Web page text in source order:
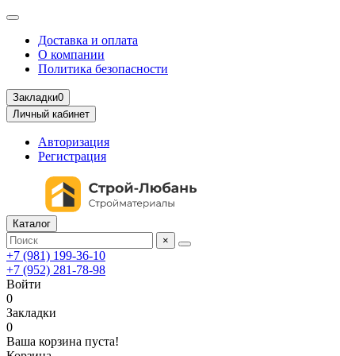
Доставка и оплата
О компании
Политика безопасности
Закладки0
Личный кабинет
Авторизация
Регистрация
Каталог
×
+7 (981) 199-36-10
+7 (952) 281-78-98
Войти
0
Закладки
0
Ваша корзина пуста!